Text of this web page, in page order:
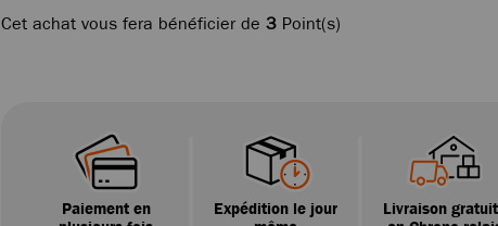
Cet achat vous fera bénéficier de 3 Point(s)
Paiement en
Expédition le jour
Livraison